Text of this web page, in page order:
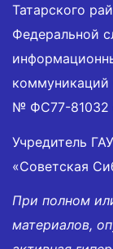
Татарского
Федеральной
коммуникаций
№ ФС77-81032
Учредитель
«Советская
При полном
материалов,